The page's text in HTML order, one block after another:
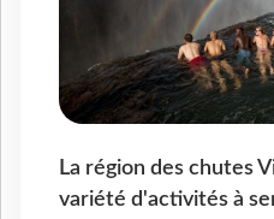
La région des chutes
variété d'activités à